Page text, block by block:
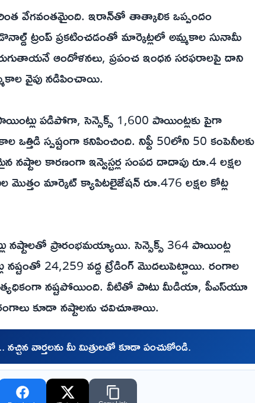
వేగవంతమైంది. ఇరాన్‌తో తాత్కాలిక ఒప్పందం
ట్రంప్ ప్రకటించడంతో మార్కెట్లలో అమ్మకాల సునామీ
ఆందోళనలు, ప్రపంచ ఇంధన సరఫరాలపై దాని
వైపు నడిపించాయి.
పడిపోగా, సెన్సెక్స్ 1,600 పాయింట్లకు పైగా
స్పష్టంగా కనిపించింది. నిఫ్టీ 50లోని 50 కంపెనీలకు
కారణంగా ఇన్వెస్టర్ల సంపద దాదాపు రూ.4 లక్షల
మొత్తం మార్కెట్ క్యాపిటలైజేషన్ రూ.476 లక్షల కోట్ల
నష్టాలతో ప్రారంభమయ్యాయి. సెన్సెక్స్ 364 పాయింట్ల
నష్టంతో 24,259 వద్ద ట్రేడింగ్ మొదలుపెట్టాయి. రంగాల
నష్టపోయింది. వీటితో పాటు మీడియా, పీఎస్‌యూ
కూడా నష్టాలను చవిచూశాయి.
నచ్చిన వార్తలను మీ మిత్రులతో కూడా పంచుకోండి.